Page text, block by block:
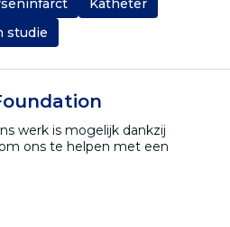
Katheter
studie
werk is mogelijk dankzij
ons te helpen met een